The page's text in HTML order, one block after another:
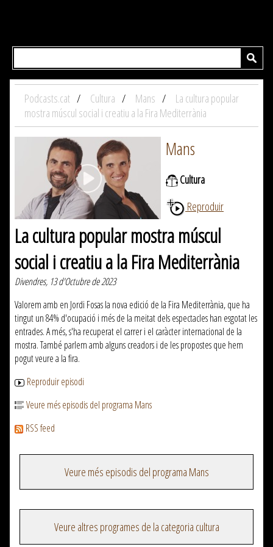
Podcasts.cat Cultura Mans
La cultura popular
mostra múscul social i creatiu a la Fira Mediterrània
Mans
Cultura
Reproduir
La cultura popular mostra múscul
social i creatiu a la Fira Mediterrània
Divendres, 13 d'Octubre de 2023
Valorem amb en Jordi Fosas la nova edició de la Fira Mediterrània, que ha
tingut un 84% d'ocupació i més de la meitat dels espectacles han esgotat les
entrades. A més, s'ha recuperat el carrer i el caràcter internacional de la
mostra. També parlem amb alguns creadors i de les propostes que hem
pogut veure a la fira.
Reproduir episodi
Veure més episodis del programa Mans
RSS feed
Veure més episodis del programa Mans
Veure altres programes de la categoria cultura